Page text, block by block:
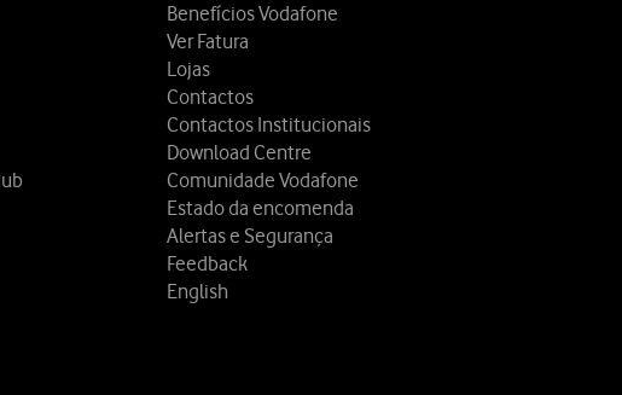
Benefícios Vodafone
Ver Fatura
Lojas
Contactos
Contactos Institucionais
Download Centre
Comunidade Vodafone
Estado da encomenda
Alertas e Segurança
Feedback
English